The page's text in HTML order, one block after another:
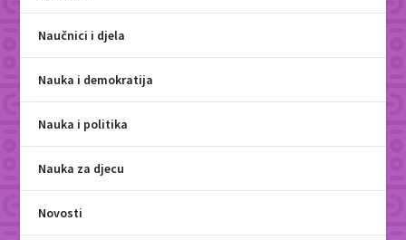
Naučnici i djela
Nauka i demokratija
Nauka i politika
Nauka za djecu
Novosti